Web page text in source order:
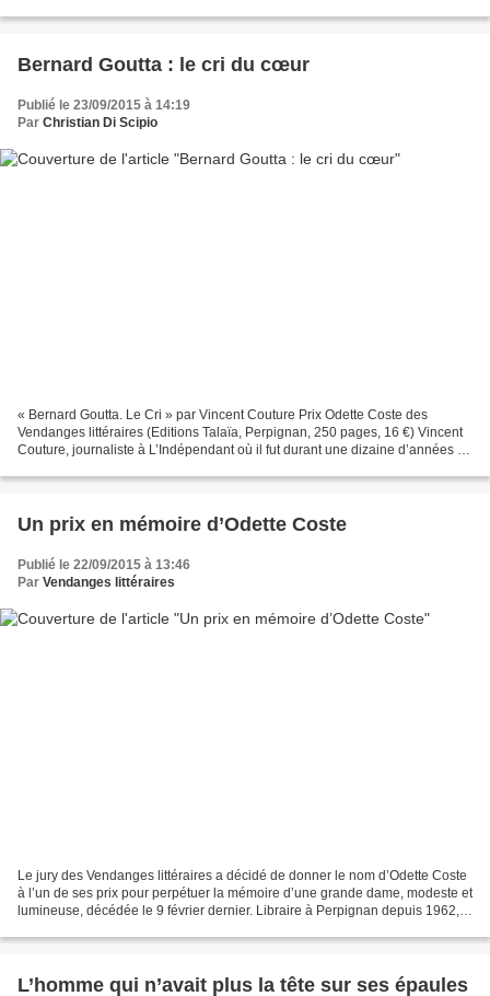
Bernard Goutta : le cri du cœur
Publié le 23/09/2015 à 14:19
Par Christian Di Scipio
« Bernard Goutta. Le Cri » par Vincent Couture Prix Odette Coste des
Vendanges littéraires (Editions Talaïa, Perpignan, 250 pages, 16 €) Vincent
Couture, journaliste à L’Indépendant où il fut durant une dizaine d’années en
Un prix en mémoire d’Odette Coste
Publié le 22/09/2015 à 13:46
Par Vendanges littéraires
Le jury des Vendanges littéraires a décidé de donner le nom d’Odette Coste
à l’un de ses prix pour perpétuer la mémoire d’une grande dame, modeste et
lumineuse, décédée le 9 février dernier. Libraire à Perpignan depuis 1962,
L’homme qui n’avait plus la tête sur ses épaules